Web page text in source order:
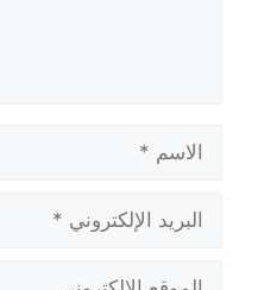
الاسم
البريد
الإلكتروني
الموقع